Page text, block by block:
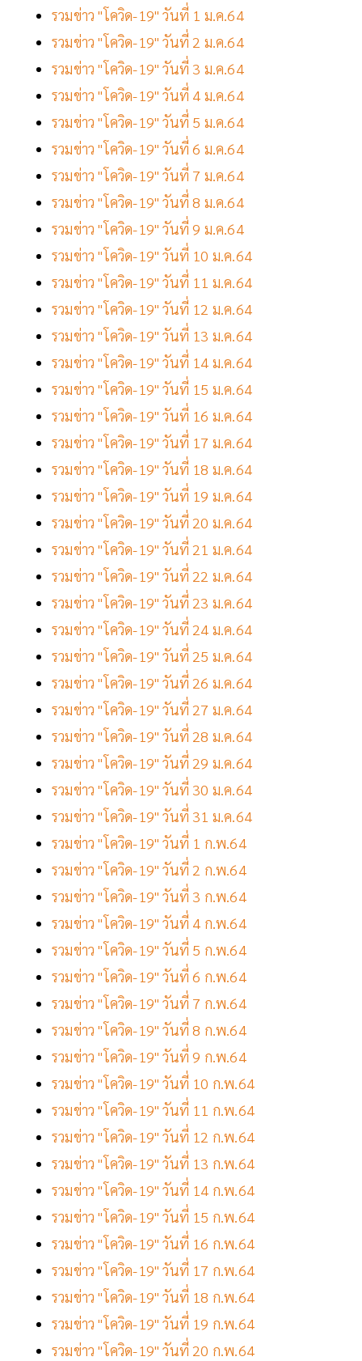
รวมข่าว "โควิด-19" วันที่ 1 ม.ค.64
รวมข่าว "โควิด-19" วันที่ 2 ม.ค.64
รวมข่าว "โควิด-19" วันที่ 3 ม.ค.64
รวมข่าว "โควิด-19" วันที่ 4 ม.ค.64
รวมข่าว "โควิด-19" วันที่ 5 ม.ค.64
รวมข่าว "โควิด-19" วันที่ 6 ม.ค.64
รวมข่าว "โควิด-19" วันที่ 7 ม.ค.64
รวมข่าว "โควิด-19" วันที่ 8 ม.ค.64
รวมข่าว "โควิด-19" วันที่ 9 ม.ค.64
รวมข่าว "โควิด-19" วันที่ 10 ม.ค.64
รวมข่าว "โควิด-19" วันที่ 11 ม.ค.64
รวมข่าว "โควิด-19" วันที่ 12 ม.ค.64
รวมข่าว "โควิด-19" วันที่ 13 ม.ค.64
รวมข่าว "โควิด-19" วันที่ 14 ม.ค.64
รวมข่าว "โควิด-19" วันที่ 15 ม.ค.64
รวมข่าว "โควิด-19" วันที่ 16 ม.ค.64
รวมข่าว "โควิด-19" วันที่ 17 ม.ค.64
รวมข่าว "โควิด-19" วันที่ 18 ม.ค.64
รวมข่าว "โควิด-19" วันที่ 19 ม.ค.64
รวมข่าว "โควิด-19" วันที่ 20 ม.ค.64
รวมข่าว "โควิด-19" วันที่ 21 ม.ค.64
รวมข่าว "โควิด-19" วันที่ 22 ม.ค.64
รวมข่าว "โควิด-19" วันที่ 23 ม.ค.64
รวมข่าว "โควิด-19" วันที่ 24 ม.ค.64
รวมข่าว "โควิด-19" วันที่ 25 ม.ค.64
รวมข่าว "โควิด-19" วันที่ 26 ม.ค.64
รวมข่าว "โควิด-19" วันที่ 27 ม.ค.64
รวมข่าว "โควิด-19" วันที่ 28 ม.ค.64
รวมข่าว "โควิด-19" วันที่ 29 ม.ค.64
รวมข่าว "โควิด-19" วันที่ 30 ม.ค.64
รวมข่าว "โควิด-19" วันที่ 31 ม.ค.64
รวมข่าว "โควิด-19" วันที่ 1 ก.พ.64
รวมข่าว "โควิด-19" วันที่ 2 ก.พ.64
รวมข่าว "โควิด-19" วันที่ 3 ก.พ.64
รวมข่าว "โควิด-19" วันที่ 4 ก.พ.64
รวมข่าว "โควิด-19" วันที่ 5 ก.พ.64
รวมข่าว "โควิด-19" วันที่ 6 ก.พ.64
รวมข่าว "โควิด-19" วันที่ 7 ก.พ.64
รวมข่าว "โควิด-19" วันที่ 8 ก.พ.64
รวมข่าว "โควิด-19" วันที่ 9 ก.พ.64
รวมข่าว "โควิด-19" วันที่ 10 ก.พ.64
รวมข่าว "โควิด-19" วันที่ 11 ก.พ.64
รวมข่าว "โควิด-19" วันที่ 12 ก.พ.64
รวมข่าว "โควิด-19" วันที่ 13 ก.พ.64
รวมข่าว "โควิด-19" วันที่ 14 ก.พ.64
รวมข่าว "โควิด-19" วันที่ 15 ก.พ.64
รวมข่าว "โควิด-19" วันที่ 16 ก.พ.64
รวมข่าว "โควิด-19" วันที่ 17 ก.พ.64
รวมข่าว "โควิด-19" วันที่ 18 ก.พ.64
รวมข่าว "โควิด-19" วันที่ 19 ก.พ.64
รวมข่าว "โควิด-19" วันที่ 20 ก.พ.64